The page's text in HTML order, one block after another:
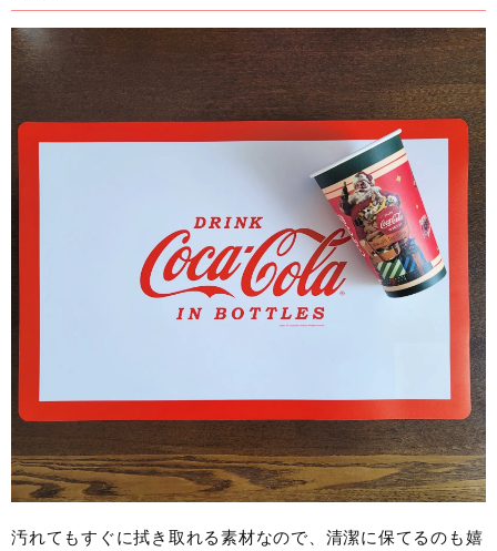
汚れてもすぐに拭き取れる素材なので、清潔に保てるのも嬉